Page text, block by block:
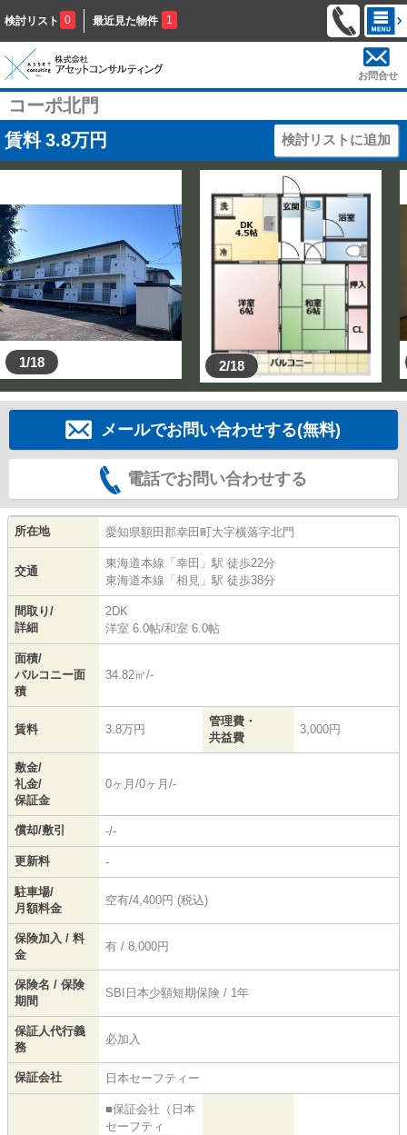
検討リスト 0 最近見た物件 1
お問合せ
コーポ北門
賃料 3.8万円 検討リストに追加
1/18 2/18
メールでお問い合わせする(無料)
電話でお問い合わせする
所在地 愛知県額田郡幸田町大字横落字北門
交通
東海道本線 「 幸田 」駅 徒歩22分
東海道本線 「 相見 」駅 徒歩38分
間取り/
詳細
2DK
洋室 6.0帖/和室 6.0帖
面積/
バルコニー面
積
34.82㎡/-
賃料 3.8万円
管理費・
共益費
3,000円
敷金/
礼金/
保証金
0ヶ月/0ヶ月/-
償却/敷引 -/-
更新料 -
駐車場/
月額料金
空有/4,400円 (税込)
保険加入 / 料
金
有 / 8,000円
保険名 / 保険
期間
SBI日本少額短期保険 / 1年
保証人代行義
務
必加入
保証会社 日本セーフティー
■保証会社（日本
セーフティ